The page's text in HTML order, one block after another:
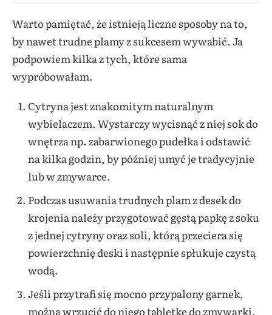
Warto pamiętać, że istnieją liczne sposoby na to,
by nawet trudne plamy z sukcesem wywabić. Ja
podpowiem kilka z tych, które sama
wypróbowałam.
Cytryna jest znakomitym naturalnym
wybielaczem. Wystarczy wycisnąć z niej sok do
wnętrza np. zabarwionego pudełka i odstawić
na kilka godzin, by później umyć je tradycyjnie
lub w zmywarce.
Podczas usuwania trudnych plam z desek do
krojenia należy przygotować gęstą papkę z soku
z jednej cytryny oraz soli, którą przeciera się
powierzchnię deski i następnie spłukuje czystą
wodą.
Jeśli przytrafi się mocno przypalony garnek,
można wrzucić do niego tabletkę do zmywarki.